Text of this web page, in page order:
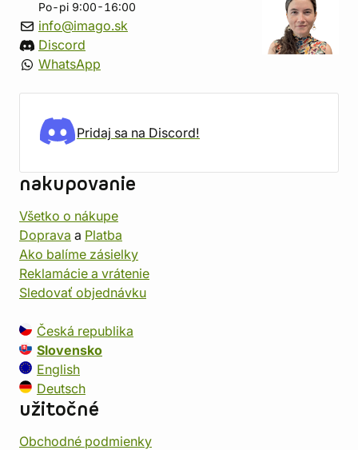
Po-pi 9:00-16:00
info@imago.sk
Discord
WhatsApp
Pridaj sa na Discord!
nakupovanie
Všetko o nákupe
Doprava a Platba
Ako balíme zásielky
Reklamácie a vrátenie
Sledovať objednávku
Česká republika
Slovensko
English
Deutsch
užitočné
Obchodné podmienky